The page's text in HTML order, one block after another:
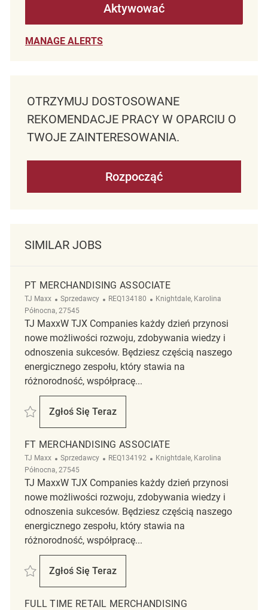
Aktywować
MANAGE ALERTS
OTRZYMUJ DOSTOSOWANE
REKOMENDACJE PRACY W OPARCIU O
TWOJE ZAINTERESOWANIA.
Rozpocząć
SIMILAR JOBS
PT MERCHANDISING ASSOCIATE
TJ Maxx Kategoria
Sprzedawcy ReqId
REQ134180 Lokalizacja
Knightdale, Karolina
Północna, 27545
TJ MaxxW TJX Companies każdy dzień przynosi
nowe możliwości rozwoju, zdobywania wiedzy i
odnoszenia sukcesów. Będziesz częścią naszego
energicznego zespołu, który stawia na
różnorodność, współpracę...
Zapisać PT Merchandising Associate REQ134180
Zgłoś Się Teraz
PT Merchandising Associate
FT MERCHANDISING ASSOCIATE
TJ Maxx Kategoria
Sprzedawcy ReqId
REQ134192 Lokalizacja
Knightdale, Karolina
Północna, 27545
TJ MaxxW TJX Companies każdy dzień przynosi
nowe możliwości rozwoju, zdobywania wiedzy i
odnoszenia sukcesów. Będziesz częścią naszego
energicznego zespołu, który stawia na
różnorodność, współpracę...
Zapisać FT Merchandising Associate REQ134192
Zgłoś Się Teraz
FT Merchandising Associate
FULL TIME RETAIL MERCHANDISING